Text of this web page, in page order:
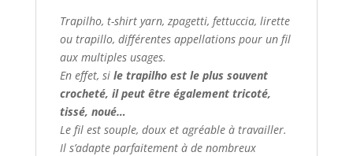
Trapilho, t-shirt yarn, zpagetti, fettuccia, lirette
ou trapillo, différentes appellations pour un fil
aux multiples usages.
En effet, si le trapilho est le plus souvent
crocheté, il peut être également tricoté,
tissé, noué…
Le fil est souple, doux et agréable à travailler.
Il s’adapte parfaitement à de nombreux